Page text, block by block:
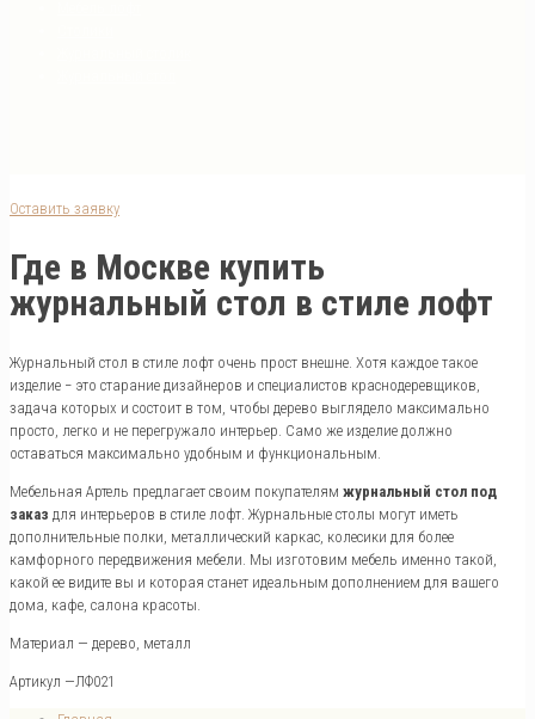
Оставить заявку
Где в Москве купить
журнальный стол в стиле лофт
Журнальный стол в стиле лофт очень прост внешне. Хотя каждое такое
изделие − это старание дизайнеров и специалистов краснодеревщиков,
задача которых и состоит в том, чтобы дерево выглядело максимально
просто, легко и не перегружало интерьер. Само же изделие должно
оставаться максимально удобным и функциональным.
Мебельная Артель предлагает своим покупателям журнальный стол под
заказ для интерьеров в стиле лофт. Журнальные столы могут иметь
дополнительные полки, металлический каркас, колесики для более
камфорного передвижения мебели. Мы изготовим мебель именно такой,
какой ее видите вы и которая станет идеальным дополнением для вашего
дома, кафе, салона красоты.
Материал — дерево, металл
Артикул —ЛФ021